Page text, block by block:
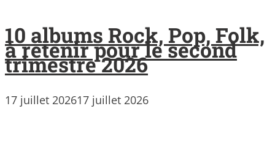
10 albums Rock, Pop, Folk,
à retenir pour le second
trimestre 2026
17 juillet 202617 juillet 2026